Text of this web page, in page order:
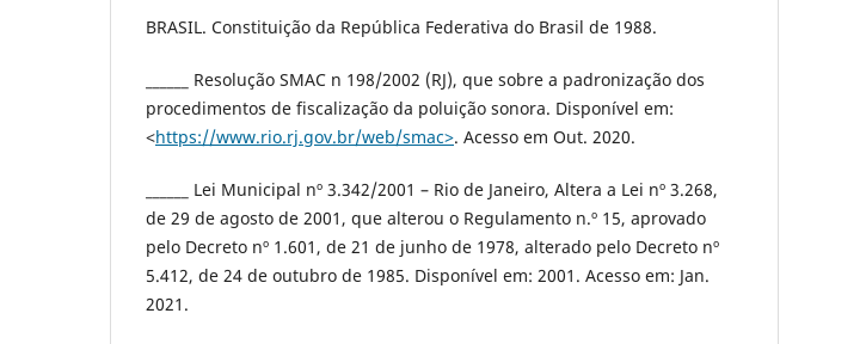
BRASIL. Constituição da República Federativa do Brasil de 1988.
______ Resolução SMAC n 198/2002 (RJ), que sobre a padronização dos
procedimentos de fiscalização da poluição sonora. Disponível em:
˂https://www.rio.rj.gov.br/web/smac˃. Acesso em Out. 2020.
______ Lei Municipal nº 3.342/2001 – Rio de Janeiro, Altera a Lei nº 3.268,
de 29 de agosto de 2001, que alterou o Regulamento n.º 15, aprovado
pelo Decreto nº 1.601, de 21 de junho de 1978, alterado pelo Decreto nº
5.412, de 24 de outubro de 1985. Disponível em: 2001. Acesso em: Jan.
2021.